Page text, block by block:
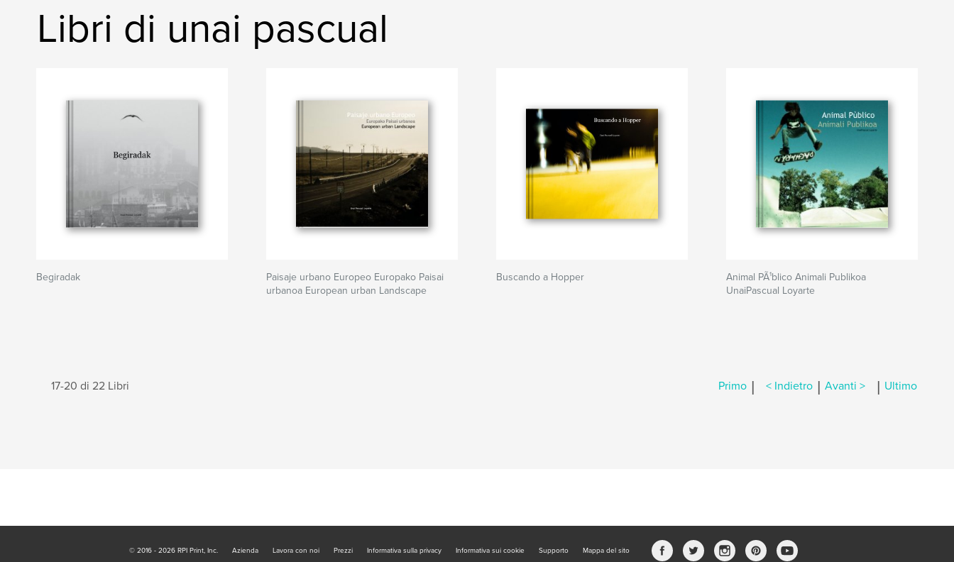
Libri di unai pascual
Begiradak
Paisaje urbano Europeo Europako Paisai
urbanoa European urban Landscape
Buscando a Hopper
Animal PÃ¹blico Animali Publikoa
UnaiPascual Loyarte
17-20 di 22 Libri Primo | < Indietro | Avanti > | Ultimo
© 2016 - 2026 RPI Print, Inc. Azienda Lavora con noi Prezzi Informativa sulla privacy Informativa sui cookie Supporto Mappa del sito